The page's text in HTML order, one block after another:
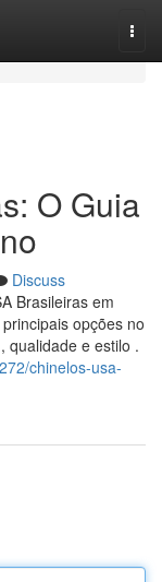
O Guia
Discuss
Brasileiras em
opções no
qualidade e estilo .
chinelos-usa-